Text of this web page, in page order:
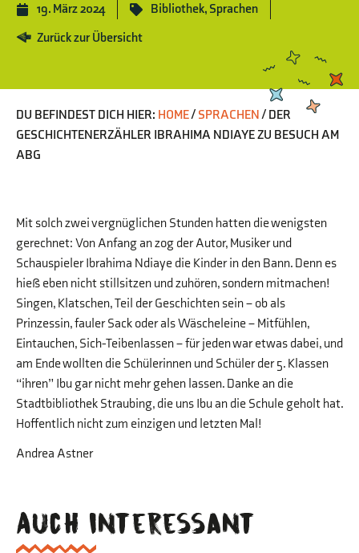
19. März 2024 Bibliothek, Sprachen
Zurück zur Übersicht
DU BEFINDEST DICH HIER: HOME/ SPRACHEN/ DER
GESCHICHTENERZÄHLER IBRAHIMA NDIAYE ZU BESUCH AM
ABG
Mit solch zwei vergnüglichen Stunden hatten die wenigsten
gerechnet: Von Anfang an zog der Autor, Musiker und
Schauspieler Ibrahima Ndiaye die Kinder in den Bann. Denn es
hieß eben nicht stillsitzen und zuhören, sondern mitmachen!
Singen, Klatschen, Teil der Geschichten sein – ob als
Prinzessin, fauler Sack oder als Wäscheleine – Mitfühlen,
Eintauchen, Sich-Teibenlassen – für jeden war etwas dabei, und
am Ende wollten die Schülerinnen und Schüler der 5. Klassen
“ihren” Ibu gar nicht mehr gehen lassen. Danke an die
Stadtbibliothek Straubing, die uns Ibu an die Schule geholt hat.
Hoffentlich nicht zum einzigen und letzten Mal!
Andrea Astner
Auch interessant